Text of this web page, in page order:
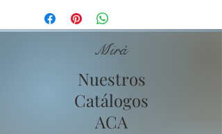
Mirá
Nuestros
Catálogos
ACA